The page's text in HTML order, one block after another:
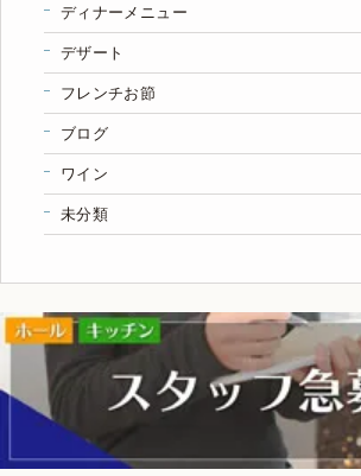
ディナーメニュー
デザート
フレンチお節
ブログ
ワイン
未分類